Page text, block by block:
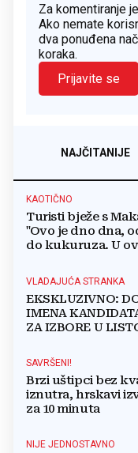
Za komentiranje
Ako nemate
dva ponuđena
koraka.
Prijavite se
NAJČITANIJE
KAOTIČNO
Turisti bježe s
"Ovo je dno dna,
do kukuruza. U
VLADAJUĆA STRANKA
EKSKLUZIVNO:
IMENA
ZA IZBORE U
SAVRŠENI!
Brzi uštipci bez
iznutra, hrskavi
za 10 minuta
NIJE JEDNOSTAVNO